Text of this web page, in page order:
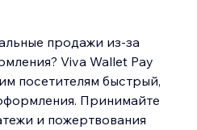
продажи из-за
Viva Wallet Pay
посетителям быстрый,
Принимайте
и пожертвования